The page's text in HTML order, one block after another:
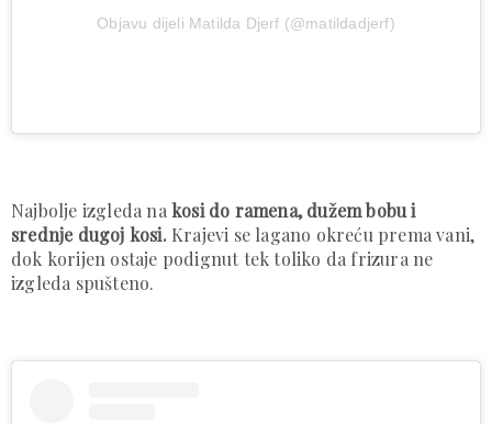
Objavu dijeli Matilda Djerf (@matildadjerf)
Najbolje izgleda na kosi do ramena, dužem bobu i
srednje dugoj kosi.Krajevi se lagano okreću prema vani,
dok korijen ostaje podignut tek toliko da frizura ne
izgleda spušteno.